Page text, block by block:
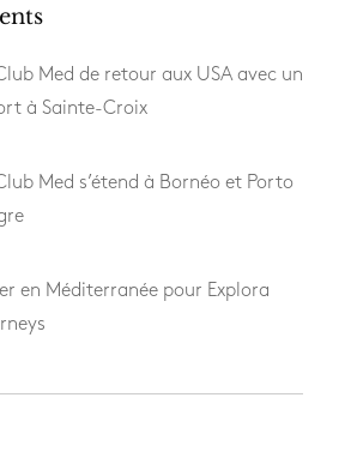
Club Med de retour aux USA avec un
à Sainte-Croix
Club Med s’étend à Bornéo et Porto
en Méditerranée pour Explora